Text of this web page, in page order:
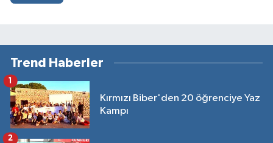
Trend Haberler
Kırmızı Biber'den 20 öğrenciye Yaz
Kampı
1
2